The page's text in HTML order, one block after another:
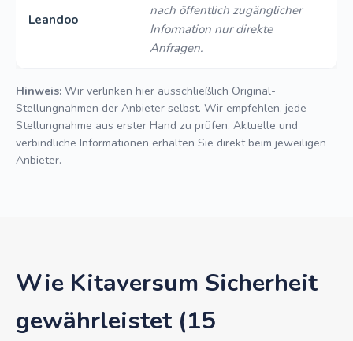
Leandoo
nach öffentlich zugänglicher
Information nur direkte
Anfragen.
Hinweis: Wir verlinken hier ausschließlich Original-
Stellungnahmen der Anbieter selbst. Wir empfehlen, jede
Stellungnahme aus erster Hand zu prüfen. Aktuelle und
verbindliche Informationen erhalten Sie direkt beim jeweiligen
Anbieter.
Wie Kitaversum Sicherheit
gewährleistet (15